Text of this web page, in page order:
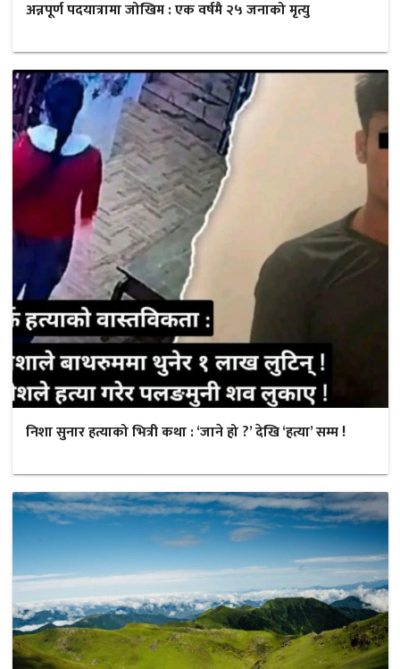
अन्नपूर्ण पदयात्रामा जोखिम : एक वर्षमै २५ जनाको मृत्यु
निशा सुनार हत्याको भित्री कथा : ‘जाने हो ?’ देखि ‘हत्या’ सम्म !